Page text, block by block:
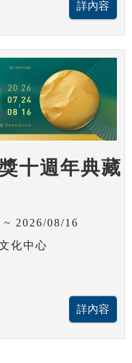
十週年典藏
~ 2026/08/16
化中心